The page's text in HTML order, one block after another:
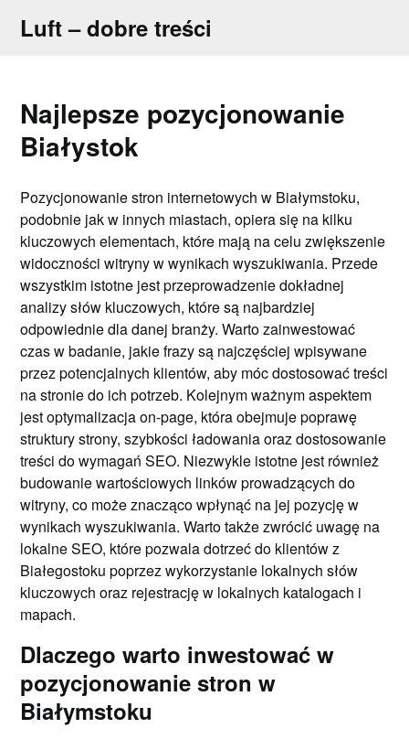
Luft – dobre treści
Najlepsze pozycjonowanie
Białystok
Pozycjonowanie stron internetowych w Białymstoku,
podobnie jak w innych miastach, opiera się na kilku
kluczowych elementach, które mają na celu zwiększenie
widoczności witryny w wynikach wyszukiwania. Przede
wszystkim istotne jest przeprowadzenie dokładnej
analizy słów kluczowych, które są najbardziej
odpowiednie dla danej branży. Warto zainwestować
czas w badanie, jakie frazy są najczęściej wpisywane
przez potencjalnych klientów, aby móc dostosować treści
na stronie do ich potrzeb. Kolejnym ważnym aspektem
jest optymalizacja on-page, która obejmuje poprawę
struktury strony, szybkości ładowania oraz dostosowanie
treści do wymagań SEO. Niezwykle istotne jest również
budowanie wartościowych linków prowadzących do
witryny, co może znacząco wpłynąć na jej pozycję w
wynikach wyszukiwania. Warto także zwrócić uwagę na
lokalne SEO, które pozwala dotrzeć do klientów z
Białegostoku poprzez wykorzystanie lokalnych słów
kluczowych oraz rejestrację w lokalnych katalogach i
mapach.
Dlaczego warto inwestować w
pozycjonowanie stron w
Białymstoku